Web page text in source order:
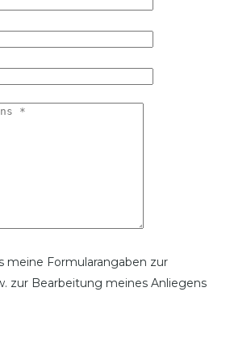
meine Formularangaben zur
zur Bearbeitung meines Anliegens